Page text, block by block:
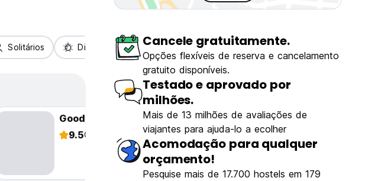
Solitários Diversão
Good Feeling Ijen
9.5Ótimo
De €4.77
Cancele gratuitamente.
Opções flexíveis de reserva e cancelamento
gratuito disponíveis.
Testado e aprovado por
milhões.
Mais de 13 milhões de avaliações de
viajantes para ajuda-lo a ecolher
Acomodação para qualquer
orçamento!
Pesquise mais de 17.700 hostels em 179